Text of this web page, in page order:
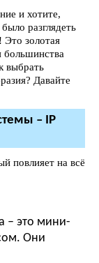
и хотите,
разглядеть
золотая
большинства
выбрать
Давайте
– IP
повлияет на всё
– это мини-
Они